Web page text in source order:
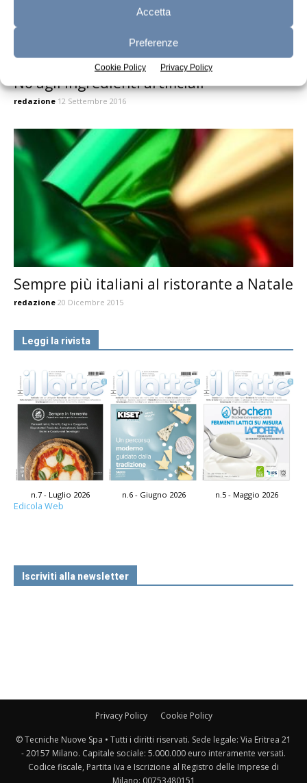
Accetta
Preferenze
Cookie Policy Privacy Policy
No agli ingredienti artificiali
redazione 12 Settembre 2016
Sempre più italiani al ristorante a Natale
redazione 20 Dicembre 2015
Leggi la rivista
n.7 - Luglio 2026 n.6 - Giugno 2026 n.5 - Maggio 2026
Edicola Web
Iscriviti alla newsletter
Privacy Policy Cookie Policy
© Tecniche Nuove Spa • Tutti i diritti riservati. Sede legale: Via Eritrea 21
- 20157 Milano. Capitale sociale: 5.000.000 euro interamente versati.
Codice fiscale, Partita Iva e Iscrizione al Registro delle Imprese di